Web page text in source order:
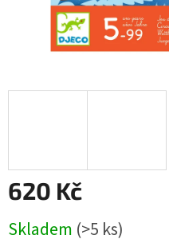
620 Kč
cena:
Skladem (>5 ks)